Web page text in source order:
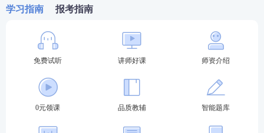
C.从采购结束之日起10年
D.从采购实施之日起10年
查看答案
4民间借款合同未对借款利息进行约定的，借款利息支
付的正确方式是（）
学习指南 报考指南
免费试听 讲师好课 师资介绍
0元领课 品质教辅 智能题库